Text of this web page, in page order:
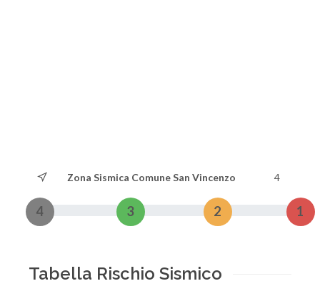
Zona Sismica Comune San Vincenzo 4
4 3 2 1
Tabella Rischio Sismico